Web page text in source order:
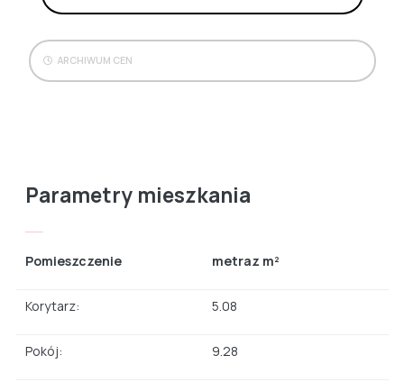
ARCHIWUM CEN
Parametry mieszkania
Pomieszczenie metraz m²
Korytarz: 5.08
Pokój: 9.28